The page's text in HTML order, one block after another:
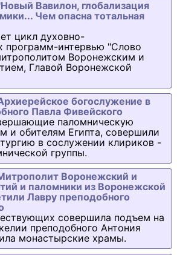
Вавилон, глобализация
Чем опасна тотальная
цикл духовно-
программ-интервью "Слово
Воронежским и
Главой Воронежской
богослужение в
Павла Фивейского
паломническую
и обителям Египта, совершили
в сослужении клириков -
группы.
Воронежский и
и паломники из Воронежской
Лавру преподобного
совершила подъем на
преподобного Антония
монастырские храмы.